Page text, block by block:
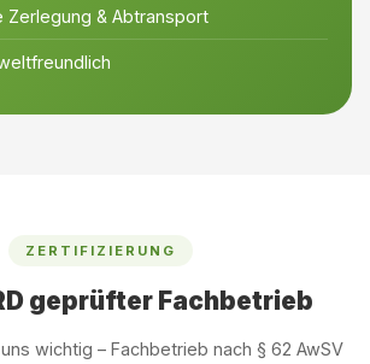
Zerlegung & Abtransport
ZERTIFIZIERUNG
geprüfter Fachbetrieb
wichtig – Fachbetrieb nach § 62 AwSV